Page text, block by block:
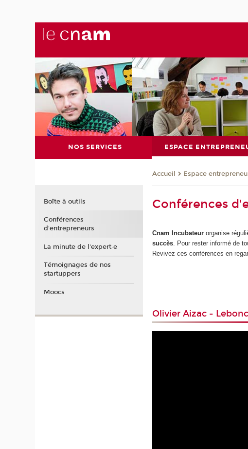
NOS SERVICES ESPACE
Accueil Espace
Conférences
Cnam Incubateur organise
succès . Pour rester informé de
Revivez ces conférences en
Olivier Aizac -
Boîte à outils
Conférences
d'entrepreneurs
La minute de l'expert·e
Témoignages de nos
startuppers
Moocs